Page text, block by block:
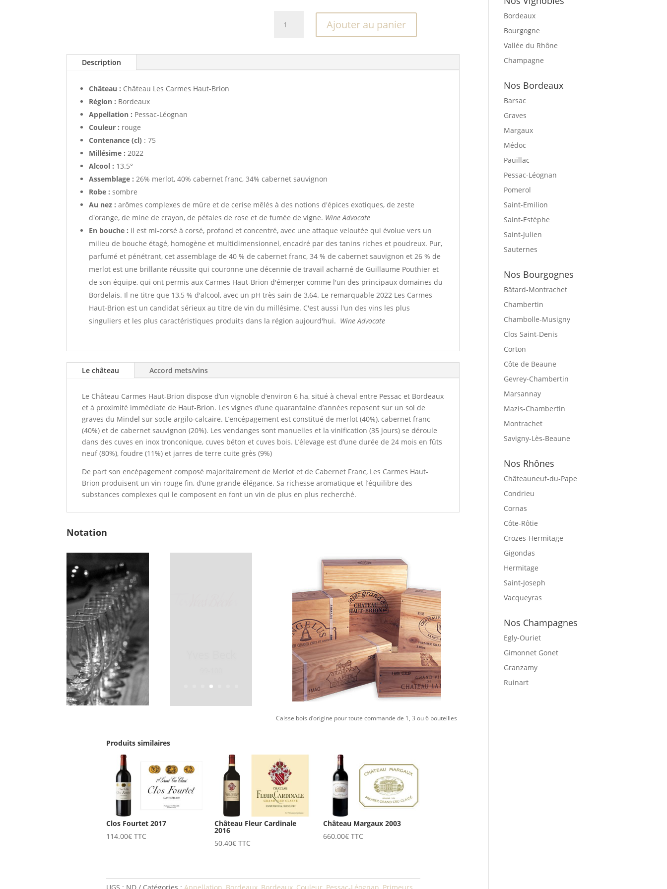
Ajouter au panier
Description
Château : Château Les Carmes Haut-Brion
Région : Bordeaux
Appellation : Pessac-Léognan
Couleur : rouge
Contenance (cl) : 75
Millésime : 2022
Alcool : 13.5°
Assemblage :26% merlot, 40% cabernet franc, 34% cabernet sauvignon
Robe : sombre
Au nez : arômes complexes de mûre et de cerise mêlés à des notions d'épices exotiques, de zeste
d'orange, de mine de crayon, de pétales de rose et de fumée de vigne. Wine Advocate
En bouche : il est mi-corsé à corsé, profond et concentré, avec une attaque veloutée qui évolue vers un
milieu de bouche étagé, homogène et multidimensionnel, encadré par des tanins riches et poudreux. Pur,
parfumé et pénétrant, cet assemblage de 40 % de cabernet franc, 34 % de cabernet sauvignon et 26 % de
merlot est une brillante réussite qui couronne une décennie de travail acharné de Guillaume Pouthier et
de son équipe, qui ont permis aux Carmes Haut-Brion d'émerger comme l'un des principaux domaines du
Bordelais. Il ne titre que 13,5 % d'alcool, avec un pH très sain de 3,64. Le remarquable 2022 Les Carmes
Haut-Brion est un candidat sérieux au titre de vin du millésime. C'est aussi l'un des vins les plus
singuliers et les plus caractéristiques produits dans la région aujourd'hui. Wine Advocate
Le château Accord mets/vins
Le Château Carmes Haut-Brion dispose d’un vignoble d’environ 6 ha, situé à cheval entre Pessac et Bordeaux
et à proximité immédiate de Haut-Brion. Les vignes d’une quarantaine d’années reposent sur un sol de
graves du Mindel sur socle argilo-calcaire. L’encépagement est constitué de merlot (40%), cabernet franc
(40%) et de cabernet sauvignon (20%). Les vendanges sont manuelles et la vinification (35 jours) se déroule
dans des cuves en inox tronconique, cuves béton et cuves bois. L’élevage est d’une durée de 24 mois en fûts
neuf (80%), foudre (11%) et jarres de terre cuite grès (9%)
De part son encépagement composé majoritairement de Merlot et de Cabernet Franc, Les Carmes Haut-
Brion produisent un vin rouge fin, d’une grande élégance. Sa richesse aromatique et l’équilibre des
substances complexes qui le composent en font un vin de plus en plus recherché.
Notation
Caisse bois d’origine pour toute commande de 1, 3 ou 6 bouteilles
Produits similaires
Clos Fourtet 2017
114.00€ TTC
Château Fleur Cardinale
2016
50.40€ TTC
Château Margaux 2003
660.00€ TTC
Bordeaux
Bourgogne
Vallée du Rhône
Champagne
Nos Bordeaux
Barsac
Graves
Margaux
Médoc
Pauillac
Pessac-Léognan
Pomerol
Saint-Emilion
Saint-Estèphe
Saint-Julien
Sauternes
Nos Bourgognes
Bâtard-Montrachet
Chambertin
Chambolle-Musigny
Clos Saint-Denis
Corton
Côte de Beaune
Gevrey-Chambertin
Marsannay
Mazis-Chambertin
Montrachet
Savigny-Lès-Beaune
Nos Rhônes
Châteauneuf-du-Pape
Condrieu
Cornas
Côte-Rôtie
Crozes-Hermitage
Gigondas
Hermitage
Saint-Joseph
Vacqueyras
Nos Champagnes
Egly-Ouriet
Gimonnet Gonet
Granzamy
Ruinart